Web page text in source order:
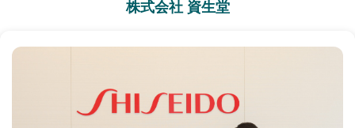
株式会社 資生堂